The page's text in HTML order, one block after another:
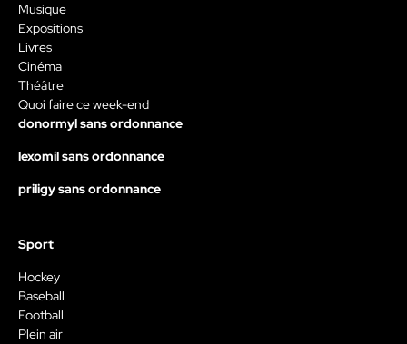
Musique
Expositions
Livres
Cinéma
Théâtre
Quoi faire ce week-end
donormyl sans ordonnance
lexomil sans ordonnance
priligy sans ordonnance
Sport
Hockey
Baseball
Football
Plein air